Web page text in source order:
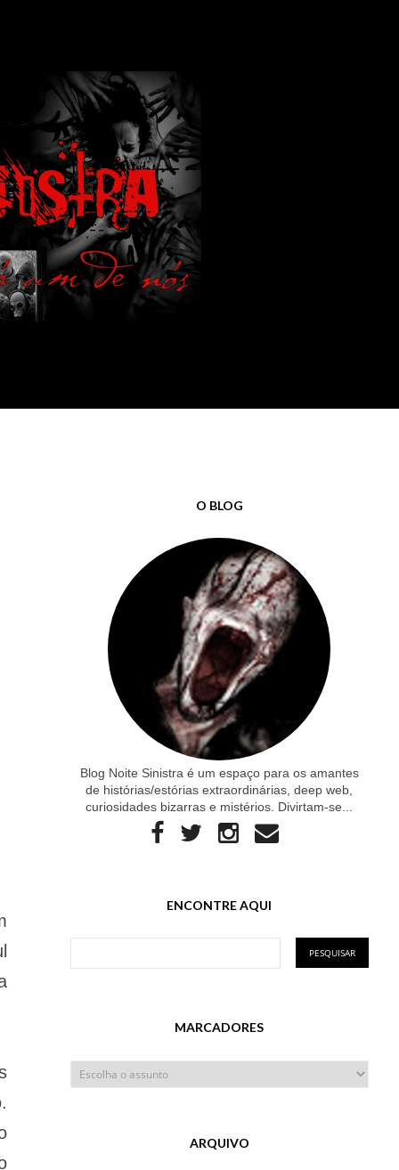
O BLOG
Blog Noite Sinistra é um espaço para os amantes
de histórias/estórias extraordinárias, deep web,
curiosidades bizarras e mistérios. Divirtam-se...
ENCONTRE AQUI
MARCADORES
ARQUIVO